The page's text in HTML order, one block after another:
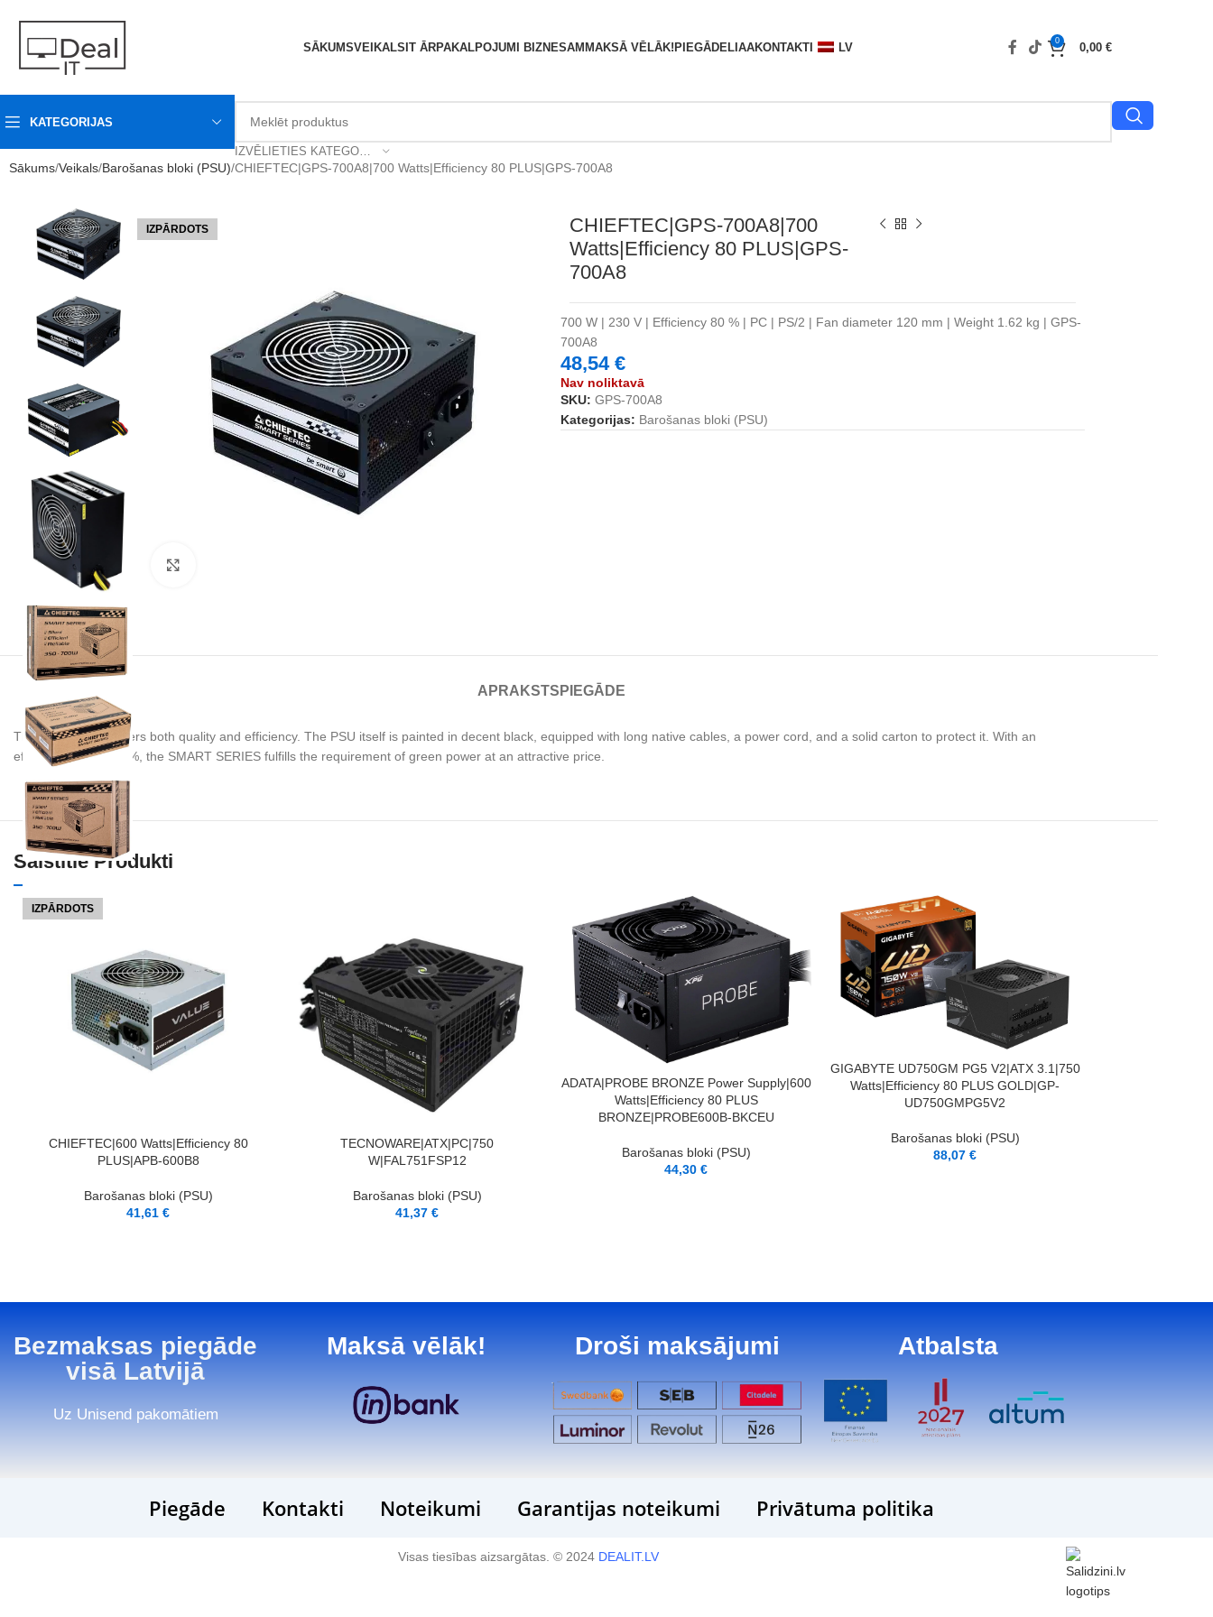
SĀKUMSVEIKALS IT ĀRPAKALPOJUMI BIZNESAM MAKSĀ VĒLĀK! PIEGĀDELIAAKONTAKTI LV
0
0,00 €
KATEGORIJAS
IZVĒLIETIES KATEGORIJU
Sākums Veikals Barošanas bloki (PSU) CHIEFTEC|GPS-700A8|700 Watts|Efficiency 80 PLUS|GPS-700A8
IZPĀRDOTS
CHIEFTEC|GPS-700A8|700
Watts|Efficiency 80 PLUS|GPS-
700A8
700 W | 230 V | Efficiency 80 % | PC | PS/2 | Fan diameter 120 mm | Weight 1.62 kg | GPS-
700A8
48,54 €
Nav noliktavā
SKU: GPS-700A8
Kategorijas: Barošanas bloki (PSU)
APRAKSTS PIEGĀDE
The smart series offers both quality and efficiency. The PSU itself is painted in decent black, equipped with long native cables, a power cord, and a solid carton to protect it. With an
efficiency of over 80%, the SMART SERIES fulfills the requirement of green power at an attractive price.
Saistītie Produkti
IZPĀRDOTS
LASĪT VAIRĀK
CHIEFTEC|600 Watts|Efficiency 80
PLUS|APB-600B8
Barošanas bloki (PSU)
41,61 €
PIEVIENOT GROZAM
TECNOWARE|ATX|PC|750
W|FAL751FSP12
Barošanas bloki (PSU)
41,37 €
PIEVIENOT GROZAM
ADATA|PROBE BRONZE Power Supply|600
Watts|Efficiency 80 PLUS
BRONZE|PROBE600B-BKCEU
Barošanas bloki (PSU)
44,30 €
PIEVIENOT GROZAM
GIGABYTE UD750GM PG5 V2|ATX 3.1|750
Watts|Efficiency 80 PLUS GOLD|GP-
UD750GMPG5V2
Barošanas bloki (PSU)
88,07 €
Bezmaksas piegāde
visā Latvijā
Uz Unisend pakomātiem
Maksā vēlāk! Droši maksājumi Atbalsta
Piegāde Kontakti Noteikumi Garantijas noteikumi Privātuma politika
Visas tiesības aizsargātas. © 2024 DEALIT.LV